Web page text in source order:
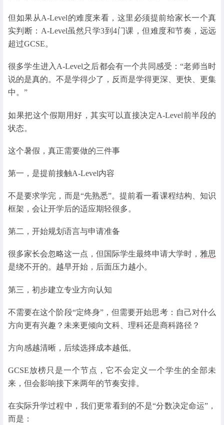
但如果从A-Level的难度来看，这里必须提前给家长一个真
实判断：A-Level虽然只学3到4门课，但难度和节奏，远远
超过GCSE。
很多学生进入A-Level之后都会有一个共同感受：“老师当时
说的是真的。不是学得少了，反而是学得更深、更快、更集
中。”
如果把这个假期用好，其实可以直接决定A-Level前半段的
状态。
这个暑假，真正需要做的三件事
第一，是提前接触A-Level内容
不是要求学完，而是“先熟悉”。提前看一看课程结构、知识
框架，会让开学后的适应期轻很多。
第二，开始规划语言与申请准备
很多家长会忽略这一点，但国际学生最终申请大学时， 雅思
是绕不开的。越早开始，后面压力越小。
第三，初步建立专业方向认知
不需要在这个阶段“定终身”，但需要开始思考：自己对什么
方向更有兴趣？未来更倾向文科、理科还是商科路径？
方向感越清晰，后续选择成本越低。
GCSE放榜只是一个节点，它不会定义一个学生的全部未
来，但会影响接下来两年的节奏安排。
在实际升学过程中，我们更常看到的不是“分数决定命运”，
而是：